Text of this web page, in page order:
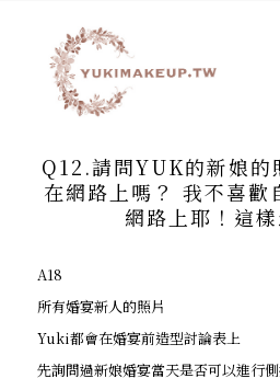
Q12.請問YUK的新娘的
在網路上嗎？ 我不喜歡
網路上耶！這
A18
所有婚宴新人的照片
Yuki都會在婚宴前造型討論表上
先詢問過新娘婚宴當天是否可以進行